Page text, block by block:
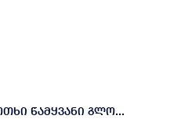
წამყვანი გლო...